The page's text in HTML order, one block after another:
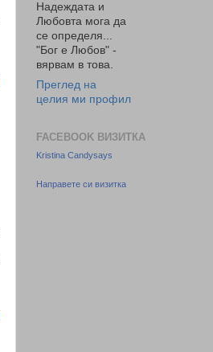
Надеждата и
Любовта мога да
се определя...
"Бог е Любов" -
вярвам в това.
Преглед на
целия ми профил
FACEBOOK ВИЗИТКА
Kristina Candysays
Направете си визитка